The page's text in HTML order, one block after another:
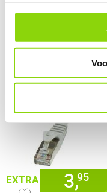
alle cookies. Je kunt je
door in de footer van
Artikelnr
EXTRA INFORMATIE
Vergelijk
[CP1022D]
3,95